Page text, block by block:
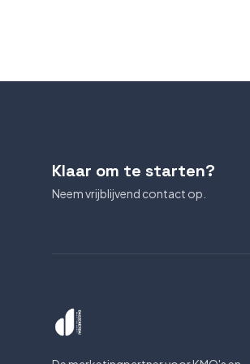
Klaar om te starten?
Neem vrijblijvend contact op.